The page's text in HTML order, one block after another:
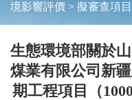
境影響評價> 擬審查項
生態環境部關於
煤業有限公司新
期工程項目（